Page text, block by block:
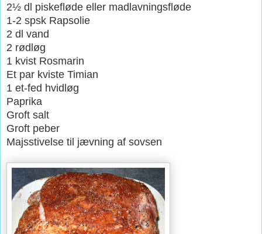
2½ dl piskefløde eller madlavningsfløde
1-2 spsk Rapsolie
2 dl vand
2 rødløg
1 kvist Rosmarin
Et par kviste Timian
1 et-fed hvidløg
Paprika
Groft salt
Groft peber
Majsstivelse til jævning af sovsen